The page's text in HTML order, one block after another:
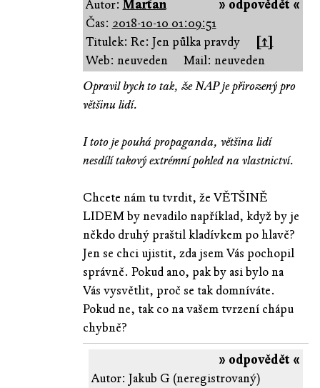
» odpovědět «
Autor: Marťan
Čas: 2018-10-10 01:09:51
Titulek: Re: Jen půlka pravdy
[↑]
Web: neuveden
Mail: neuveden
Opravil bych to tak, že NAP je přirozený pro
většinu lidí.
I toto je pouhá propaganda, většina lidí
nesdílí takový extrémní pohled na vlastnictví.
Chcete nám tu tvrdit, že VĚTŠINĚ
LIDEM by nevadilo například, když by je
někdo druhý praštil kladívkem po hlavě?
Jen se chci ujistit, zda jsem Vás pochopil
správně. Pokud ano, pak by asi bylo na
Vás vysvětlit, proč se tak domníváte.
Pokud ne, tak co na vašem tvrzení chápu
chybně?
» odpovědět «
Autor: Jakub G (neregistrovaný)